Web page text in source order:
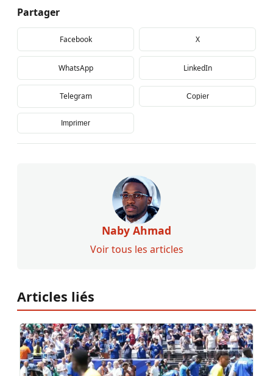
Partager
Facebook X
WhatsApp LinkedIn
Telegram Copier
Imprimer
Naby Ahmad
Voir tous les articles
Articles liés